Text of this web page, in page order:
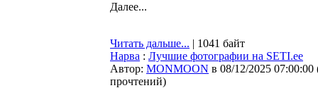
Далее...
Читать дальше... | 1041 байт
Нарва : Лучшие фотографии на SETI.ee
Автор: MONMOON в 08/12/2025 07:00:00
прочтений)